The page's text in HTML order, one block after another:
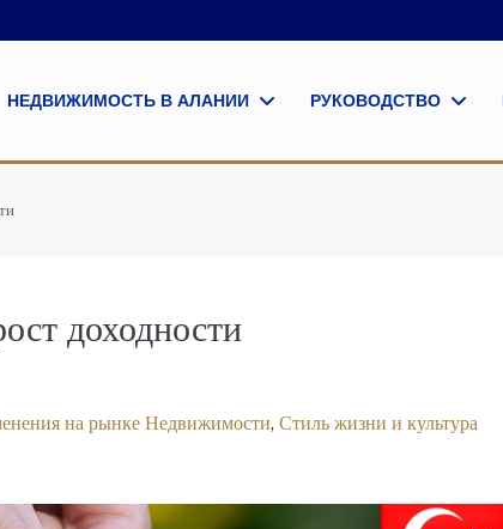
НЕДВИЖИМОСТЬ В АЛАНИИ РУКОВОДСТВО
доходности
на рынке Недвижимости, Стиль жизни и культура